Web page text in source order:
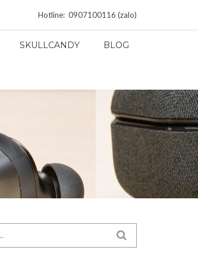
Hotline: 0907100116 (zalo)
SKULLCANDY BLOG